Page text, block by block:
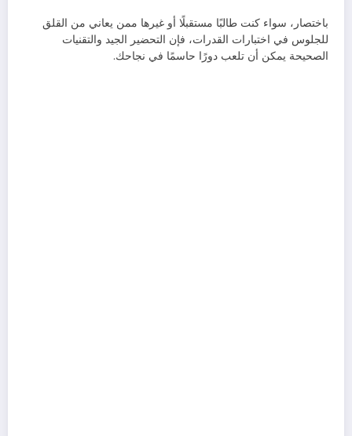
باختصار، سواء كنت طالبًا مستقبلًا أو غيرها ممن يعاني من القلق
للجلوس في اختبارات القدرات، فإن التحضير الجيد والتقنيات
الصحيحة يمكن أن تلعب دورًا حاسمًا في نجاحك.